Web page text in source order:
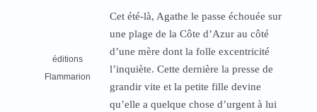
éditions
Flammarion
Cet été-là, Agathe le passe échouée sur
une plage de la Côte d’Azur au côté
d’une mère dont la folle excentricité
l’inquiète. Cette dernière la presse de
grandir vite et la petite fille devine
qu’elle a quelque chose d’urgent à lui